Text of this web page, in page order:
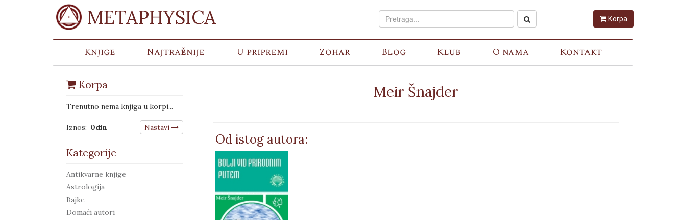
METAPHYSICA Korpa
Knjige Najtraženije U pripremi Zohar Blog Klub O nama Kontakt
Korpa
Trenutno nema knjiga u korpi...
Iznos: 0din Nastavi
Kategorije
Antikvarne knjige
Astrologija
Bajke
Domaći autori
Meir Šnajder
Od istog autora: